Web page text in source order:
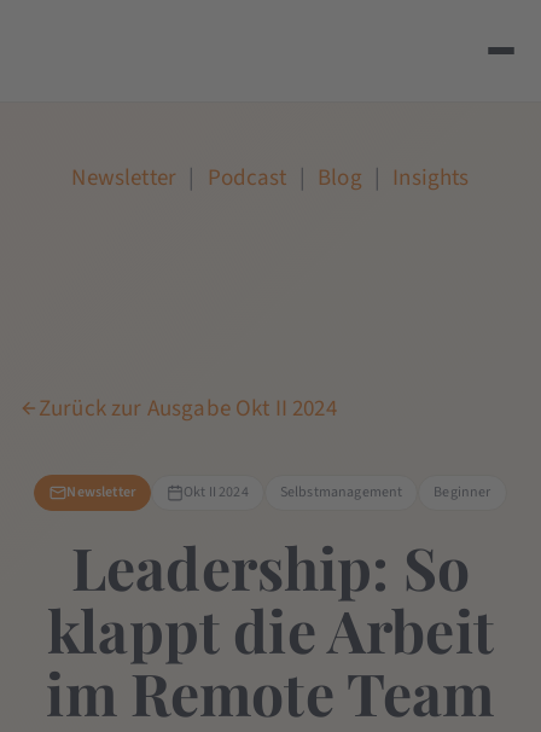
Newsletter | Podcast | Blog | Insights
Zurück zur Ausgabe Okt II 2024
Newsletter Okt II 2024 Selbstmanagement Beginner
Leadership: So
klappt die Arbeit
im Remote Team